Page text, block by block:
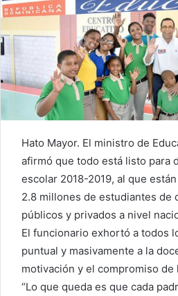
Hato Mayor. El ministro de
afirmó que todo está listo para
escolar 2018-2019, al que
2.8 millones de estudiantes de
públicos y privados a nivel
El funcionario exhortó a todos
puntual y masivamente a la
motivación y el compromiso de
“Lo que queda es que cada